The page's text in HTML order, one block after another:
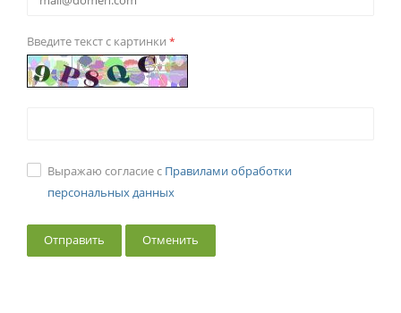
Введите текст с картинки *
Выражаю согласие с Правилами обработки
персональных данных
Отменить